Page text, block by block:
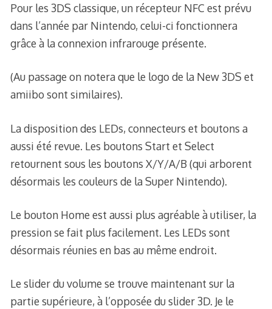
Pour les 3DS classique, un récepteur NFC est prévu
dans l’année par Nintendo, celui-ci fonctionnera
grâce à la connexion infrarouge présente.
(Au passage on notera que le logo de la New 3DS et
amiibo sont similaires).
La disposition des LEDs, connecteurs et boutons a
aussi été revue. Les boutons Start et Select
retournent sous les boutons X/Y/A/B (qui arborent
désormais les couleurs de la Super Nintendo).
Le bouton Home est aussi plus agréable à utiliser, la
pression se fait plus facilement. Les LEDs sont
désormais réunies en bas au même endroit.
Le slider du volume se trouve maintenant sur la
partie supérieure, à l’opposée du slider 3D. Je le